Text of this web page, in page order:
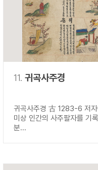
11. 귀곡사주경
귀곡사주경 古 1283-6 저자
미상 인간의 사주팔자를 기
분...